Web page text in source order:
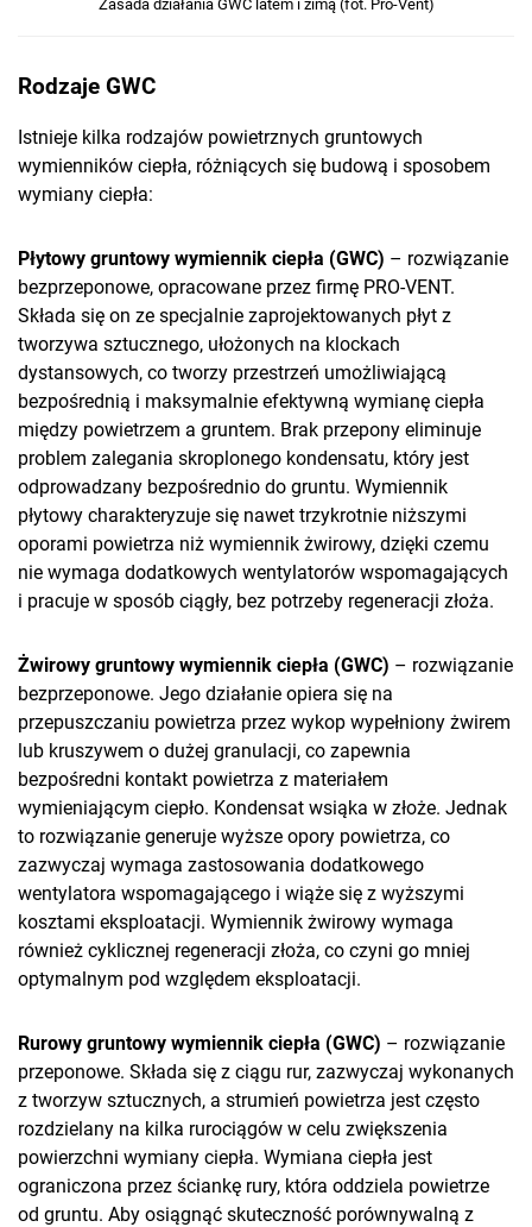
Zasada działania GWC latem i zimą (fot. Pro-Vent)
Rodzaje GWC
Istnieje kilka rodzajów powietrznych gruntowych
wymienników ciepła, różniących się budową i sposobem
wymiany ciepła:
Płytowy gruntowy wymiennik ciepła (GWC) – rozwiązanie
bezprzeponowe, opracowane przez firmę PRO-VENT.
Składa się on ze specjalnie zaprojektowanych płyt z
tworzywa sztucznego, ułożonych na klockach
dystansowych, co tworzy przestrzeń umożliwiającą
bezpośrednią i maksymalnie efektywną wymianę ciepła
między powietrzem a gruntem. Brak przepony eliminuje
problem zalegania skroplonego kondensatu, który jest
odprowadzany bezpośrednio do gruntu. Wymiennik
płytowy charakteryzuje się nawet trzykrotnie niższymi
oporami powietrza niż wymiennik żwirowy, dzięki czemu
nie wymaga dodatkowych wentylatorów wspomagających
i pracuje w sposób ciągły, bez potrzeby regeneracji złoża.
Żwirowy gruntowy wymiennik ciepła (GWC) – rozwiązanie
bezprzeponowe. Jego działanie opiera się na
przepuszczaniu powietrza przez wykop wypełniony żwirem
lub kruszywem o dużej granulacji, co zapewnia
bezpośredni kontakt powietrza z materiałem
wymieniającym ciepło. Kondensat wsiąka w złoże. Jednak
to rozwiązanie generuje wyższe opory powietrza, co
zazwyczaj wymaga zastosowania dodatkowego
wentylatora wspomagającego i wiąże się z wyższymi
kosztami eksploatacji. Wymiennik żwirowy wymaga
również cyklicznej regeneracji złoża, co czyni go mniej
optymalnym pod względem eksploatacji.
Rurowy gruntowy wymiennik ciepła (GWC) – rozwiązanie
przeponowe. Składa się z ciągu rur, zazwyczaj wykonanych
z tworzyw sztucznych, a strumień powietrza jest często
rozdzielany na kilka rurociągów w celu zwiększenia
powierzchni wymiany ciepła. Wymiana ciepła jest
ograniczona przez ściankę rury, która oddziela powietrze
od gruntu. Aby osiągnąć skuteczność porównywalną z